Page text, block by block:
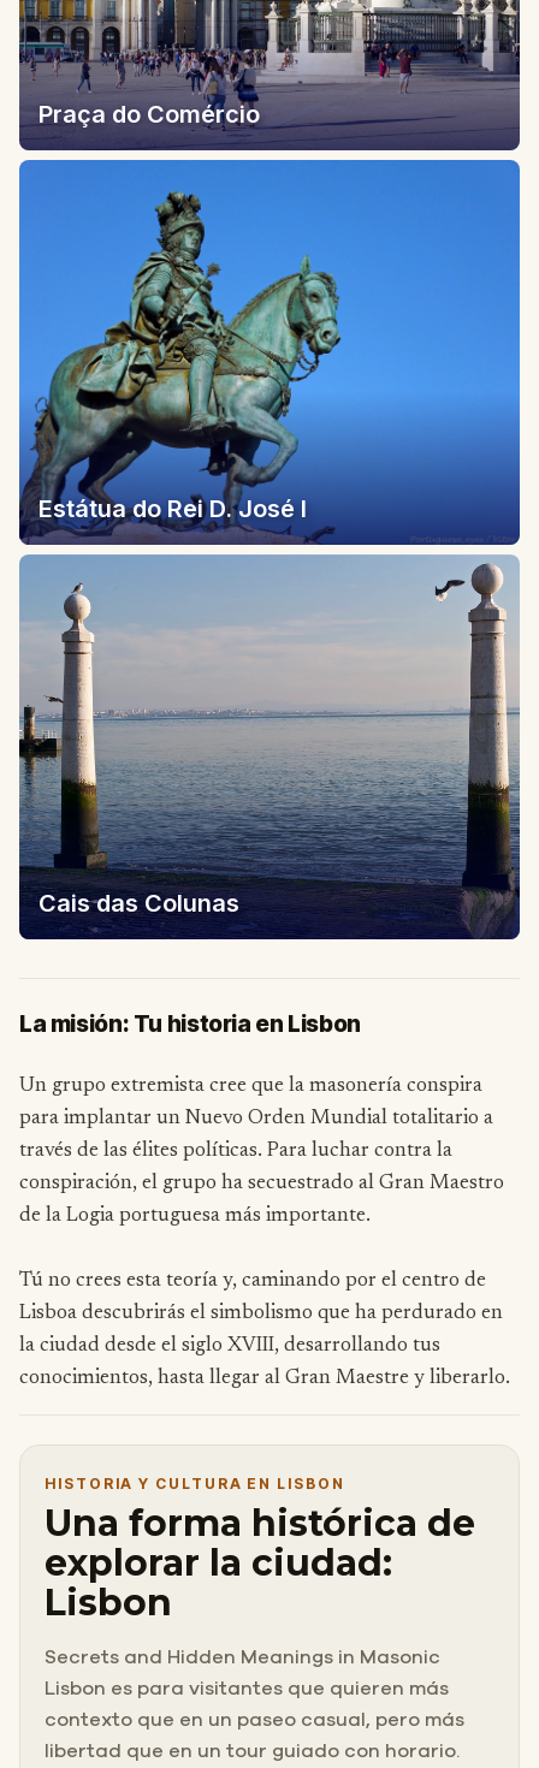
Praça do Comércio
Estátua do Rei D. José I
Cais das Colunas
La misión: Tu historia en Lisbon
Un grupo extremista cree que la masonería conspira
para implantar un Nuevo Orden Mundial totalitario a
través de las élites políticas. Para luchar contra la
conspiración, el grupo ha secuestrado al Gran Maestro
de la Logia portuguesa más importante.
Tú no crees esta teoría y, caminando por el centro de
Lisboa descubrirás el simbolismo que ha perdurado en
la ciudad desde el siglo XVIII, desarrollando tus
conocimientos, hasta llegar al Gran Maestre y liberarlo.
HISTORIA Y CULTURA EN LISBON
Una forma histórica de
explorar la ciudad:
Lisbon
Secrets and Hidden Meanings in Masonic
Lisbon es para visitantes que quieren más
contexto que en un paseo casual, pero más
libertad que en un tour guiado con horario.